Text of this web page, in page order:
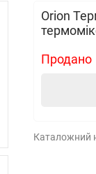
Orion
Продано
Каталожний